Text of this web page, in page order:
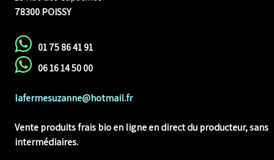
78300 POISSY
01 75 86 41 91
06 16 14 50 00
lafermesuzanne@hotmail.fr
Vente produits frais bio en ligneen direct du producteur, sans
intermédiaires.